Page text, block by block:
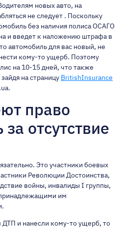
новых авто, на
не следует . Поскольку
без наличия полиса ОСАГО
и введет к наложению штрафа в
автомобиль для вас новый, не
кому-то ущерб. Поэтому
на 10-15 дней, что также
на страницу BritishInsurance
право
отсутствие
Это участники боевых
Революции Достоинства,
войны, инвалиды I группы,
им
ДТП и нанесли кому-то ущерб, то